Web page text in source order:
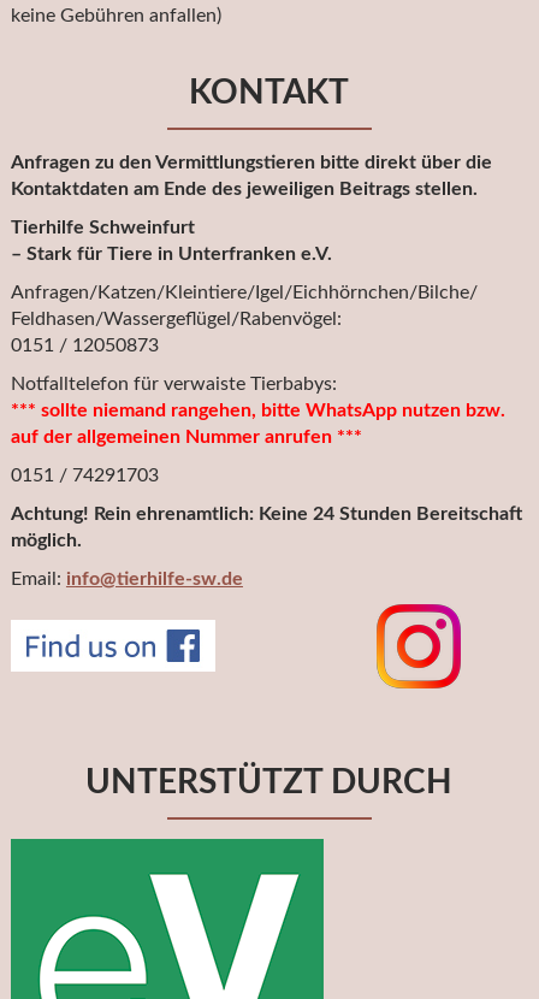
keine Gebühren anfallen)
KONTAKT
Anfragen zu den Vermittlungstieren bitte direkt über die
Kontaktdaten am Ende des jeweiligen Beitrags stellen.
Tierhilfe Schweinfurt
– Stark für Tiere in Unterfranken e.V.
Anfragen/Katzen/Kleintiere/Igel/Eichhörnchen/Bilche/
Feldhasen/Wassergeflügel/Rabenvögel:
0151 / 12050873
Notfalltelefon für verwaiste Tierbabys:
*** sollte niemand rangehen, bitte WhatsApp nutzen bzw.
auf der allgemeinen Nummer anrufen ***
0151 / 74291703
Achtung! Rein ehrenamtlich: Keine 24 Stunden Bereitschaft
möglich.
Email: info@tierhilfe-sw.de
UNTERSTÜTZT DURCH